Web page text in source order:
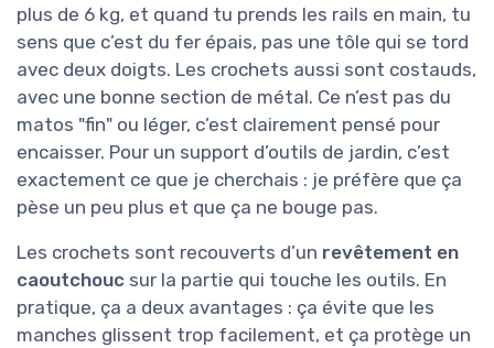
plus de 6 kg, et quand tu prends les rails en main, tu
sens que c’est du fer épais, pas une tôle qui se tord
avec deux doigts. Les crochets aussi sont costauds,
avec une bonne section de métal. Ce n’est pas du
matos "fin" ou léger, c’est clairement pensé pour
encaisser. Pour un support d’outils de jardin, c’est
exactement ce que je cherchais : je préfère que ça
pèse un peu plus et que ça ne bouge pas.
Les crochets sont recouverts d’un revêtement en
caoutchouc sur la partie qui touche les outils. En
pratique, ça a deux avantages : ça évite que les
manches glissent trop facilement, et ça protège un